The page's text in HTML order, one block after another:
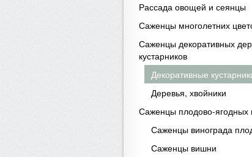
Рассада овощей и сеянцы
Саженцы многолетних
Саженцы декоративных
кустарников
Декоративные
Деревья, хвойники
Саженцы плодово-ягодных
Саженцы винограда
Саженцы вишни